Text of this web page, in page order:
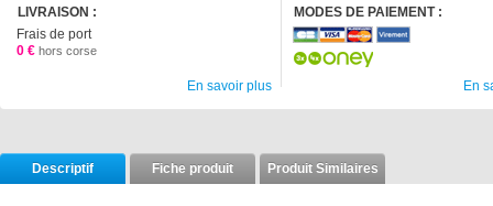
LIVRAISON :
Frais de port
0 € hors corse
En savoir plus
MODES DE PAIEMENT :
En
Descriptif Fiche produit Produit Similaires